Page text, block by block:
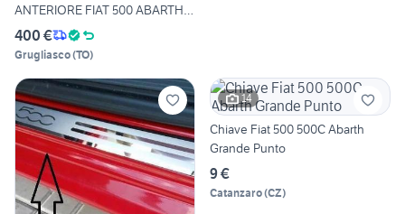
ANTERIORE FIAT 500 ABARTH
ORIGI
400 €
Grugliasco(TO)
14
Chiave Fiat 500 500C Abarth
Grande Punto
9 €
Catanzaro(CZ)